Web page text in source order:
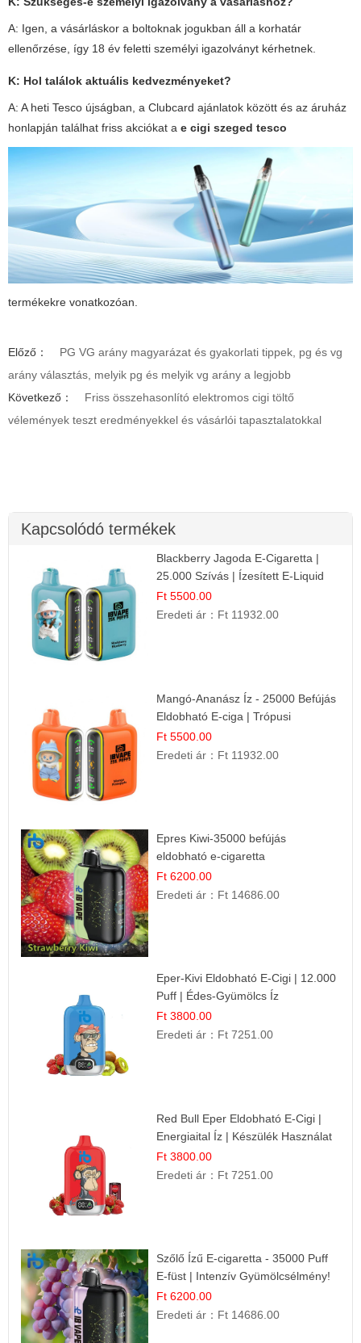
A: Igen, a vásárláskor a boltoknak jogukban áll a korhatár
ellenőrzése, így 18 év feletti személyi igazolványt kérhetnek.
K: Hol találok aktuális kedvezményeket?
A: A heti Tesco újságban, a Clubcard ajánlatok között és az áruház
honlapján találhat friss akciókat a e cigi szeged tesco
termékekre vonatkozóan.
Előző：
PG VG arány magyarázat és gyakorlati tippek, pg és vg
arány választás, melyik pg és melyik vg arány a legjobb
Következő：
Friss összehasonlító elektromos cigi töltő
vélemények teszt eredményekkel és vásárlói tapasztalatokkal
Kapcsolódó termékek
Blackberry Jagoda E-Cigaretta |
25.000 Szívás | Ízesített E-Liquid
Ft 5500.00
Eredeti ár： Ft 11932.00
Mangó-Ananász Íz - 25000 Befújás
Eldobható E-ciga | Trópusi
Gyümölcs Élmény!
Ft 5500.00
Eredeti ár： Ft 11932.00
Epres Kiwi-35000 befújás
eldobható e-cigaretta
Ft 6200.00
Eredeti ár： Ft 14686.00
Eper-Kivi Eldobható E-Cigi | 12.000
Puff | Édes-Gyümölcs Íz
Ft 3800.00
Eredeti ár： Ft 7251.00
Red Bull Eper Eldobható E-Cigi |
Energiaital Íz | Készülék Használat
Ft 3800.00
Eredeti ár： Ft 7251.00
Szőlő Ízű E-cigaretta - 35000 Puff
E-füst | Intenzív Gyümölcsélmény!
Ft 6200.00
Eredeti ár： Ft 14686.00